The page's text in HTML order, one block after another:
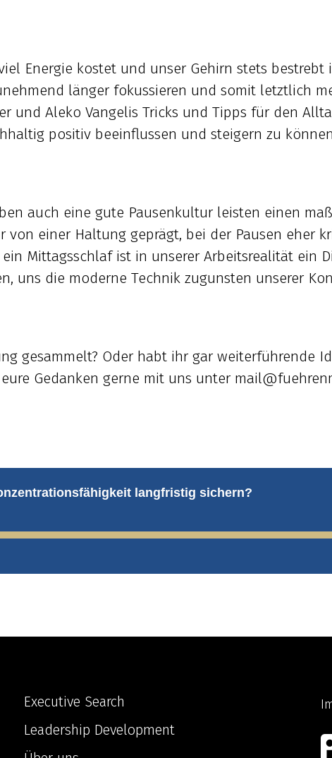
Energie kostet und unser Gehirn stets bestrebt
länger fokussieren und somit letztlich
und Aleko Vangelis Tricks und Tipps für den
positiv beeinflussen und steigern zu
auch eine gute Pausenkultur leisten einen
von einer Haltung geprägt, bei der Pausen eher
Mittagsschlaf ist in unserer Arbeitsrealität ein
uns die moderne Technik zugunsten unserer
gesammelt? Oder habt ihr gar weiterführende
Gedanken gerne mit uns unter
Executive Search
Leadership Development